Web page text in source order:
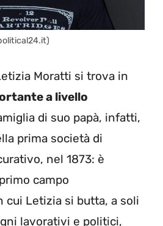
Moratti si trova in
a livello
di suo papà, infatti,
prima società di
nel 1873: è
campo
cui Letizia si butta, a soli
lavorativi e politici,